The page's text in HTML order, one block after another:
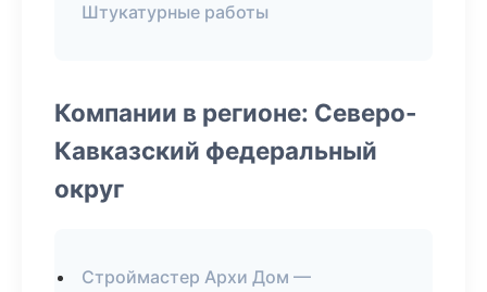
Штукатурные работы
Компании в регионе: Северо-
Кавказский федеральный
округ
Строймастер Архи Дом —